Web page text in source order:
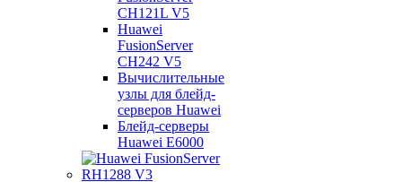
CH121L V5
Huawei
FusionServer
CH242 V5
Вычислительные
узлы для блейд-
серверов Huawei
Блейд-серверы
Huawei E6000